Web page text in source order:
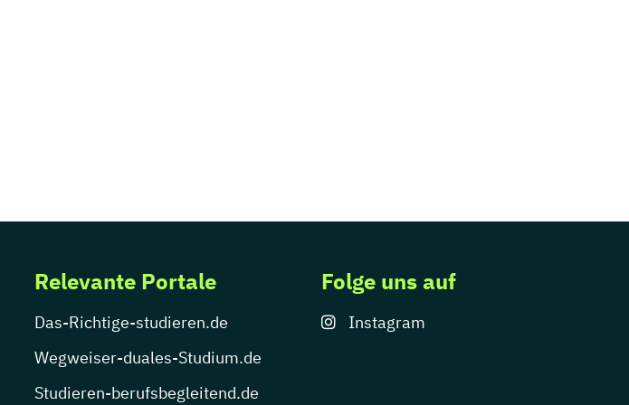
Relevante Portale
Das-Richtige-studieren.de
Wegweiser-duales-Studium.de
Studieren-berufsbegleitend.de
Folge uns auf
Instagram